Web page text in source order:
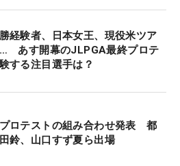
経験者、日本女王、現役米ツア
あす開幕のJLPGA最終プロテ
する注目選手は？
ロテストの組み合わせ発表 都
鈴、山口すず夏ら出場